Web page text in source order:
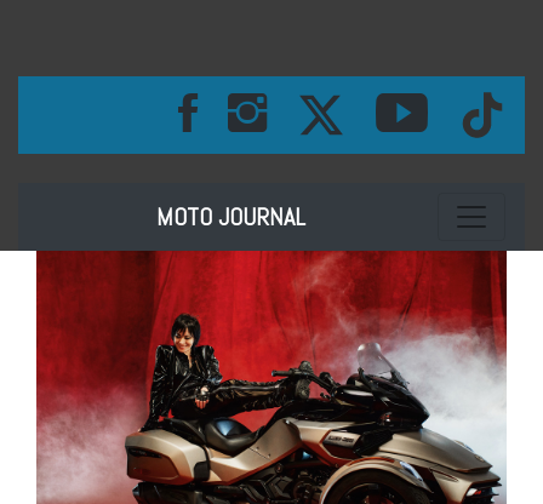
MOTO JOURNAL Toggle